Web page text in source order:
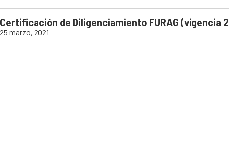
Certificación de Diligenciamiento FURAG (vigencia
25 marzo, 2021